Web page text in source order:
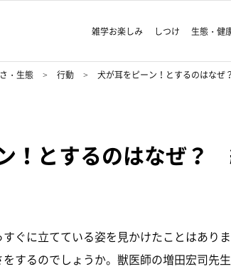
雑学お楽しみ しつけ 生態・健
・生態 行動 犬が耳をピーン！とするのはな
！とするのはなぜ？
ぐに立てている姿を見かけたことはあり
するのでしょうか。獣医師の増田宏司先生